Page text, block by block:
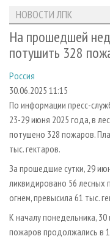
ЛЕСОЗАГОТОВКА
ЛЕСОПИЛЕНИЕ
СУШКА ДРЕВЕСИНЫ
ПРОИЗВОДСТВО
ДЕРЕВЯННОЕ
ПРОИЗВОДСТВО
БИОЭНЕРГЕТИКА
ЦБП
НОВОСТИ ЛПК
НОВОСТИ ЖУРНАЛА
ПРОЕКТЫ ЛПИ
АНАЛИТИКА
ПРЕДПРИЯТИЯ ЛПК
ПЕРСОНЫ
МОБИЛЬНЫЕ
ОФИЦИАЛЬНЫЕ
ПРИОРИТЕТНЫЕ
RUSSIAN FORESTRY
ГАЗЕТА
БИБЛИОТЕКА
АРХИВ ЖУРНАЛОВ
О ЖУРНАЛЕ
КОНТАКТЫ
РЕКЛАМОДАТЕЛЯМ
РЕКЛАМА
РЕКЛАМА НА САЙТЕ
НОВОСТИ ЛПК
На прошедшей
потушить 328
Россия
30.06.2025 11:15
По информации пресс-
23-29 июня 2025 года, в
потушено 328 пожаров.
тыс. гектаров.
За прошедшие сутки, 29
ликвидировано 56
огнем, превысила 61 тыс.
К началу понедельника,
пожаров продолжались в